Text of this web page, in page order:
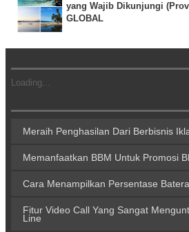
yang Wajib Dikunjungi
GLOBAL
Loading...
Meraih Penghasilan Dari Berbisnis
Memanfaatkan BBM Untuk Promosi
Cara Menampilkan Persentase
Fitur Video Call Yang Sangat
Line